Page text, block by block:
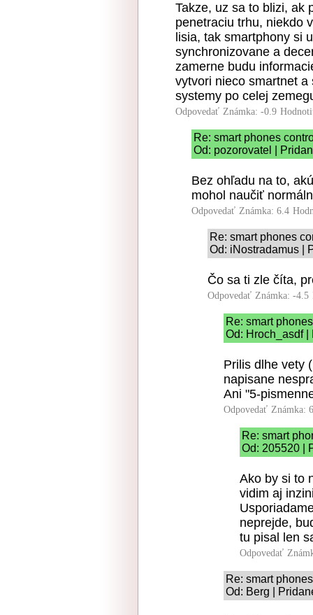
Takze, uz sa to blizi, ak
penetraciu trhu, niekdo
lisia, tak smartphony si
synchronizovane a
zamerne budu
vytvori nieco smartnet
systemy po celej
Odpovedať Známka: -0.9
Re: smart phones
Od: pozorovatel |
Bez ohľadu na to,
mohol naučiť
Odpovedať Známka: 6.4
Re: smart phones
Od: iNostradamus |
Čo sa ti zle číta,
Odpovedať Známka: -4.5
Re: smart
Od: Hroch_asdf |
Prilis dlhe vety
napisane
Ani "5-
Odpovedať Známka:
Re: smart
Od: 205520 |
Ako by si to
vidim aj
neprejde,
tu pisal len
Odpovedať
Re: smart
Od: Berg |